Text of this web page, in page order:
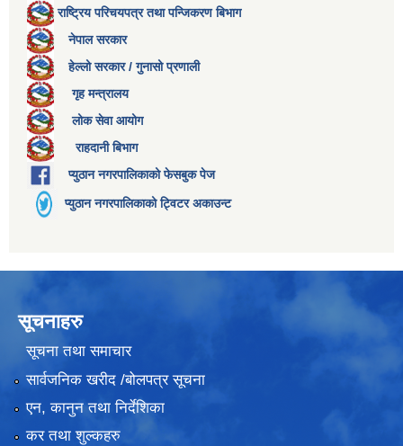
राष्ट्रिय परिचयपत्र तथा पन्जिकरण बिभाग
नेपाल सरकार
हेल्लो सरकार / गुनासो प्रणाली
गृह मन्त्रालय
लोक सेवा आयोग
राहदानी बिभाग
प्युठान नगरपालिकाको फेसबुक पेज
प्युठान नगरपालिकाको ट्विटर अकाउन्ट
सूचनाहरु
सूचना तथा समाचार
सार्वजनिक खरीद /बोलपत्र सूचना
एन, कानुन तथा निर्देशिका
कर तथा शुल्कहरु